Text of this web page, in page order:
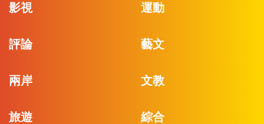
影視 運動
評論 藝文
兩岸 文教
旅遊 綜合